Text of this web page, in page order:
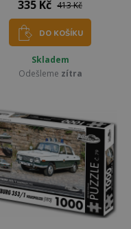
335 Kč 413 Kč
DO KOŠÍKU
Skladem
Odešleme zítra